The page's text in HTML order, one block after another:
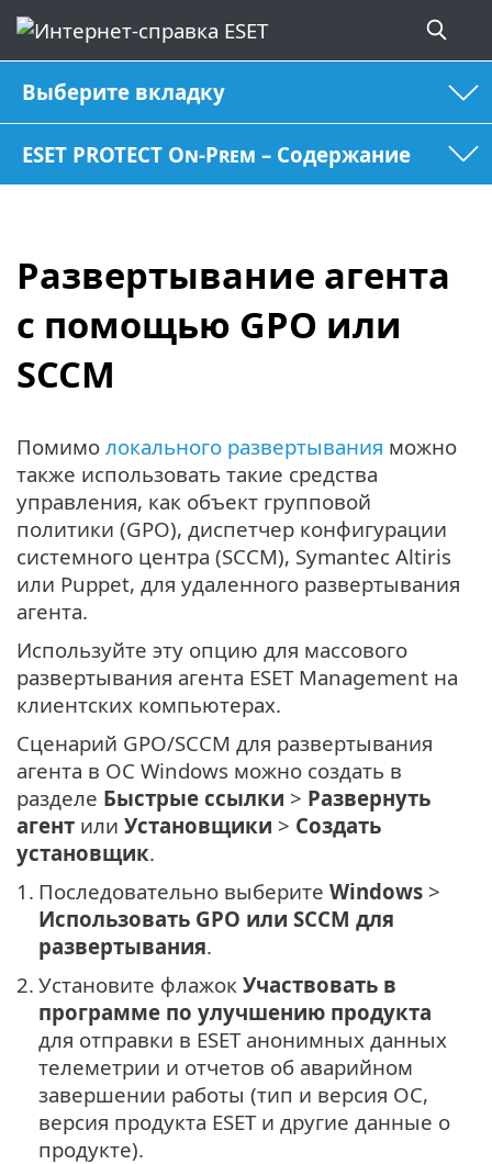
Выберите вкладку
ESET PROTECT On-Prem – Содержание
Развертывание агента
с помощью GPO или
SCCM
Помимо локального развертывания можно
также использовать такие средства
управления, как объект групповой
политики (GPO), диспетчер конфигурации
системного центра (SCCM), Symantec Altiris
или Puppet, для удаленного развертывания
агента.
Используйте эту опцию для массового
развертывания агента ESET Management на
клиентских компьютерах.
Сценарий GPO/SCCM для развертывания
агента в ОС Windows можно создать в
разделе Быстрые ссылки > Развернуть
агент или Установщики > Создать
установщик.
1. Последовательно выберите Windows >
Использовать GPO или SCCM для
развертывания.
2. Установите флажок Участвовать в
программе по улучшению продукта
для отправки в ESET анонимных данных
телеметрии и отчетов об аварийном
завершении работы (тип и версия ОС,
версия продукта ESET и другие данные о
продукте).